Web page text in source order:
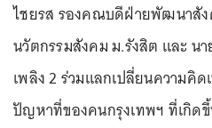
ไชยรส รองคณบดีฝ่ายพัฒนาสั
นวัตกรรมสังคม ม.รังสิต และ น
เพลิง 2 ร่วมแลกเปลี่ยนความคิ
ปัญหาที่ของคนกรุงเทพฯ ที่เกิด